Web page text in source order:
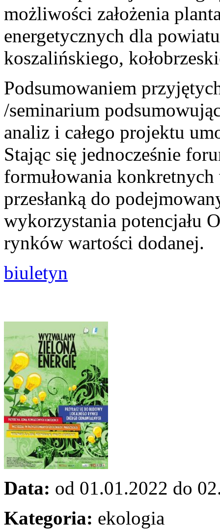
możliwości założenia
energetycznych dla
koszalińskiego,
Podsumowaniem
/seminarium
analiz i całego projektu
Stając się jednocześnie
formułowania
przesłanką do
wykorzystania potencjału
rynków wartości dodanej.
biuletyn
Data: od 01.01.2022 do
Kategoria: ekologia